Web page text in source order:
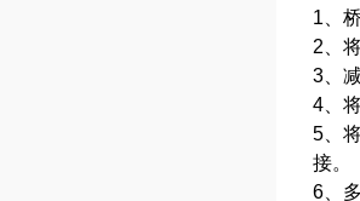
1、
2、
3、
4、
5、
接。
6、